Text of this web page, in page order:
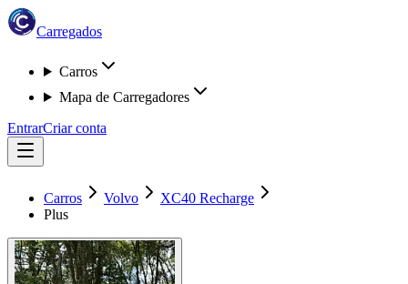
Carregados
Carros
Mapa de Carregadores
EntrarCriar conta
Carros Volvo
XC40 Recharge
Plus